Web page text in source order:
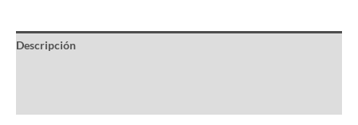
Descripción